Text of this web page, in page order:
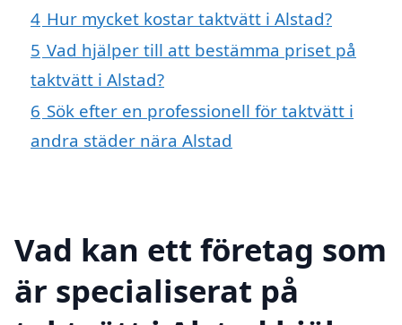
4 Hur mycket kostar taktvätt i Alstad?
5 Vad hjälper till att bestämma priset på
taktvätt i Alstad?
6 Sök efter en professionell för taktvätt i
andra städer nära Alstad
Vad kan ett företag som
är specialiserat på